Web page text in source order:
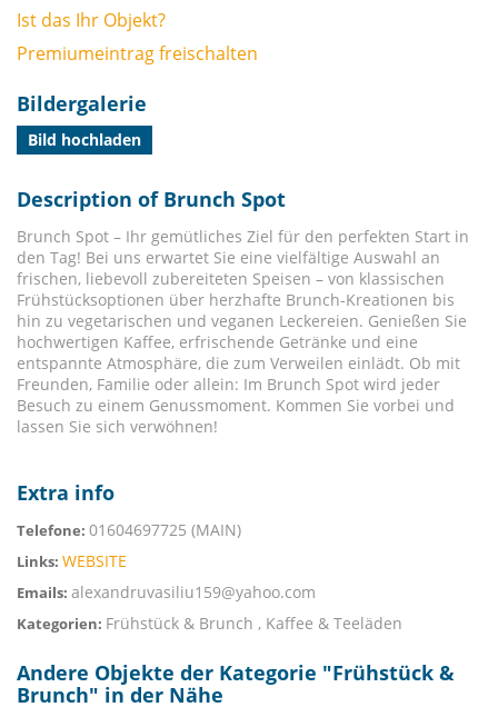
Ist das Ihr Objekt?
Premiumeintrag freischalten
Bildergalerie
Bild hochladen
Description of Brunch Spot
Brunch Spot – Ihr gemütliches Ziel für den perfekten Start in
den Tag! Bei uns erwartet Sie eine vielfältige Auswahl an
frischen, liebevoll zubereiteten Speisen – von klassischen
Frühstücksoptionen über herzhafte Brunch-Kreationen bis
hin zu vegetarischen und veganen Leckereien. Genießen Sie
hochwertigen Kaffee, erfrischende Getränke und eine
entspannte Atmosphäre, die zum Verweilen einlädt. Ob mit
Freunden, Familie oder allein: Im Brunch Spot wird jeder
Besuch zu einem Genussmoment. Kommen Sie vorbei und
lassen Sie sich verwöhnen!
Extra info
Telefone: 01604697725 (MAIN)
Links: WEBSITE
Emails: alexandruvasiliu159@yahoo.com
Kategorien: Frühstück & Brunch , Kaffee & Teeläden
Andere Objekte der Kategorie "Frühstück &
Brunch" in der Nähe